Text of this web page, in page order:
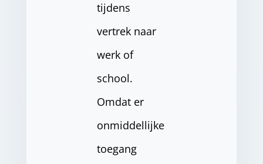
tijdens
vertrek naar
werk of
school.
Omdat er
onmiddellijke
toegang